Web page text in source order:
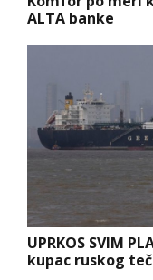
ALTA banke
UPRKOS SVIM
kupac ruskog